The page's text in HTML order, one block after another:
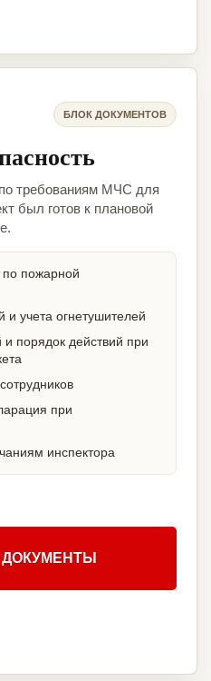
БЛОК ДОКУМЕНТОВ
требованиям МЧС для
был готов к плановой
по пожарной
и учета огнетушителей
и порядок действий при
при
инспектора